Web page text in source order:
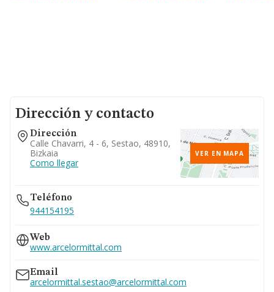
Dirección y contacto
Dirección
Calle Chavarri, 4 - 6, Sestao, 48910,
Bizkaia
Como llegar
VER EN MAPA
Teléfono
944154195
Web
www.arcelormittal.com
Email
arcelormittal.sestao@arcelormittal.com